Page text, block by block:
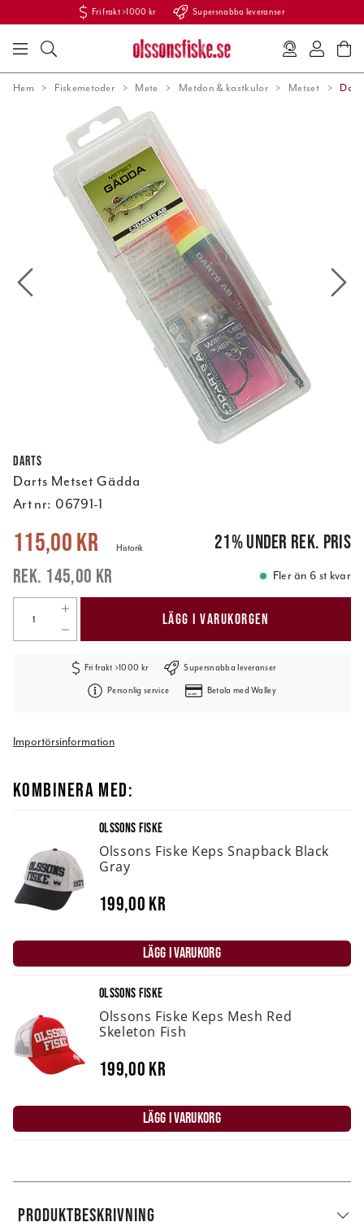
Fri frakt >1000 kr Supersnabba leveranser
Hem Fiskemetoder Mete Metdon & kastkulor Metset
Darts
Darts Metset Gädda
Art nr: 06791-1
Nuvarande pris:115,00 kr 145,00 kr
115,00 kr
145,00 kr
Historik 21%under rek. pris
Fler än 6 st kvar
LÄGG I VARUKORGEN
Fri frakt >1000 kr Supersnabba leveranser
Personlig service Betala med Walley
Importörsinformation
KOMBINERA MED:
OLSSONS FISKE
Olssons Fiske Keps Snapback Black
Gray
199,00 kr
LÄGG I VARUKORG
OLSSONS FISKE
Olssons Fiske Keps Mesh Red
Skeleton Fish
199,00 kr
LÄGG I VARUKORG
PRODUKTBESKRIVNING